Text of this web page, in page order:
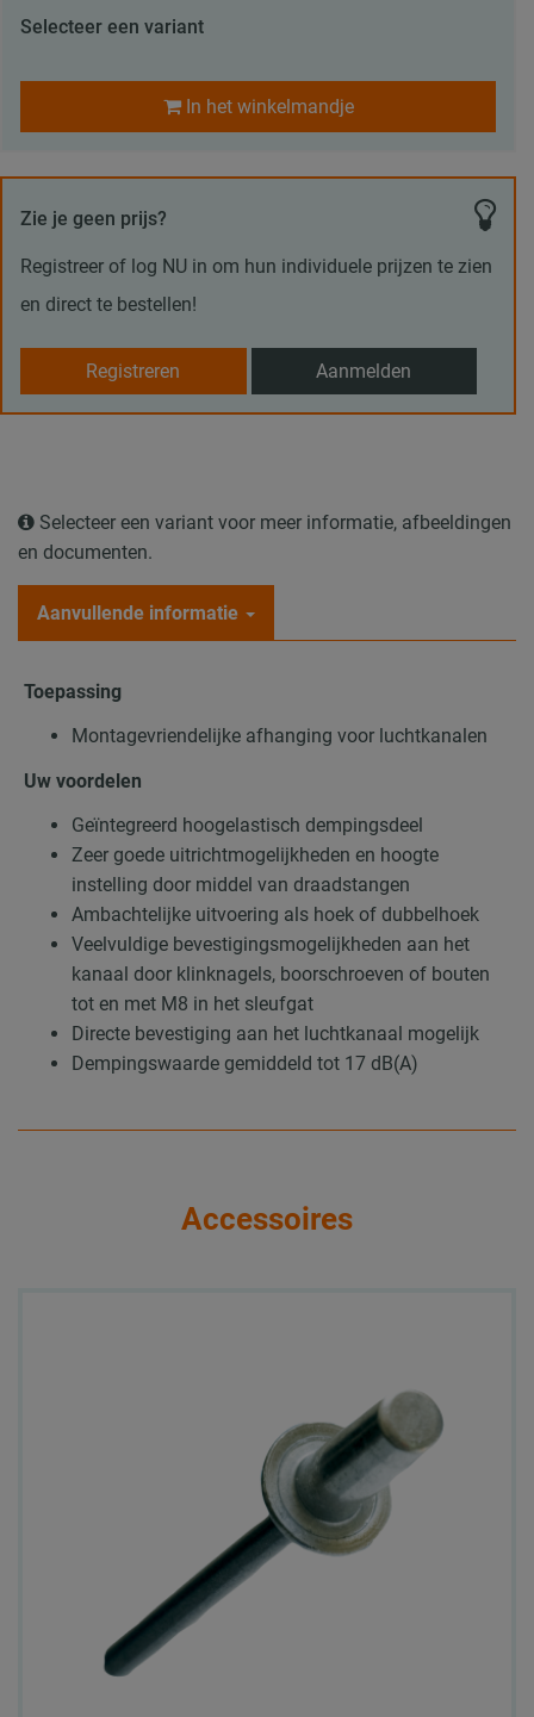
Selecteer een variant
In het winkelmandje
Zie je geen prijs?
Registreer of log NU in om hun individuele prijzen te zien
en direct te bestellen!
Registreren Aanmelden
Selecteer een variant voor meer informatie, afbeeldingen
en documenten.
Aanvullende informatie
Toepassing
Montagevriendelijke afhanging voor luchtkanalen
Uw voordelen
Geïntegreerd hoogelastisch dempingsdeel
Zeer goede uitrichtmogelijkheden en hoogte
instelling door middel van draadstangen
Ambachtelijke uitvoering als hoek of dubbelhoek
Veelvuldige bevestigingsmogelijkheden aan het
kanaal door klinknagels, boorschroeven of bouten
tot en met M8 in het sleufgat
Directe bevestiging aan het luchtkanaal mogelijk
Dempingswaarde gemiddeld tot 17 dB(A)
Accessoires